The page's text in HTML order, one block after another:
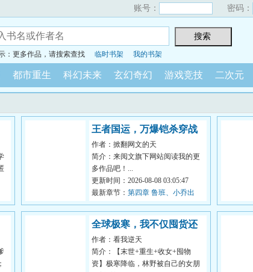
账号： 密码：
：更多作品，请搜索查找 临时书架 我的书架
都市重生 科幻未来 玄幻奇幻 游戏竞技 二次元
王者国运，万爆铠杀穿战
场！
作者：掀翻网文的天
简介：来阅文旗下网站阅读我的更
多作品吧！...
更新时间：2026-08-08 03:05:47
最新章节： 第四章 鲁班、小乔出
肉！
全球极寒，我不仅囤货还
囤美女
作者：看我逆天
简介：【末世+重生+收女+囤物
资】极寒降临，林野被自己的女朋